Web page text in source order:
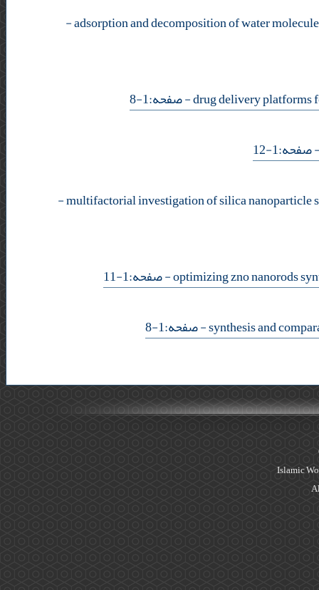
-
- صفحه:1-8
12
-
- صفحه:1-11
- صفحه:1-8
Islamic